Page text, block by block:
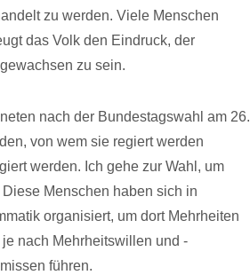
zu werden. Viele Menschen
das Volk den Eindruck, der
zu sein.
nach der Bundestagswahl am 26.
von wem sie regiert werden
werden. Ich gehe zur Wahl, um
Menschen haben sich in
organisiert, um dort Mehrheiten
nach Mehrheitswillen und -
führen.